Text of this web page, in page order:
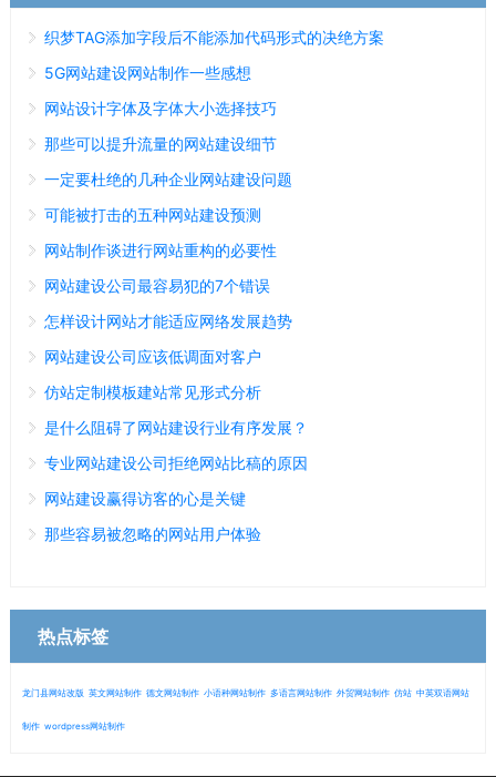
织梦TAG添加字段后不能添加代码形式的决绝方案
5G网站建设网站制作一些感想
网站设计字体及字体大小选择技巧
那些可以提升流量的网站建设细节
一定要杜绝的几种企业网站建设问题
可能被打击的五种网站建设预测
网站制作谈进行网站重构的必要性
网站建设公司最容易犯的7个错误
怎样设计网站才能适应网络发展趋势
网站建设公司应该低调面对客户
仿站定制模板建站常见形式分析
是什么阻碍了网站建设行业有序发展？
专业网站建设公司拒绝网站比稿的原因
网站建设赢得访客的心是关键
那些容易被忽略的网站用户体验
热点标签
龙门县网站改版 英文网站制作 德文网站制作 小语种网站制作 多语言网站制作 外贸网站制作 仿站 中英双语网站
制作 wordpress网站制作